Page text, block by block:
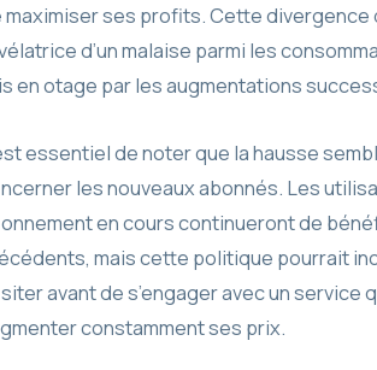
maximiser ses profits. Cette divergence
d’un malaise parmi les
en otage par les augmentations
essentiel de noter que la hausse
les nouveaux abonnés. Les
en cours continueront de
mais cette politique pourrait
avant de s’engager avec un service
constamment ses prix.